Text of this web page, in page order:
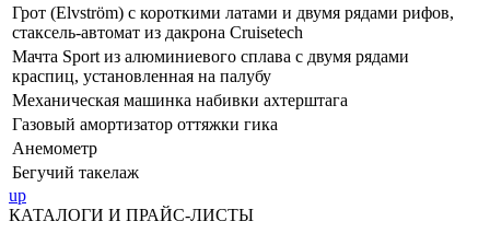
Грот (Elvström) с короткими латами и двумя рядами рифов,
стаксель-автомат из дакрона Cruisetech
Мачта Sport из алюминиевого сплава с двумя рядами
краспиц, установленная на палубу
Механическая машинка набивки ахтерштага
Газовый амортизатор оттяжки гика
Анемометр
Бегучий такелаж
up
КАТАЛОГИ И ПРАЙС-ЛИСТЫ